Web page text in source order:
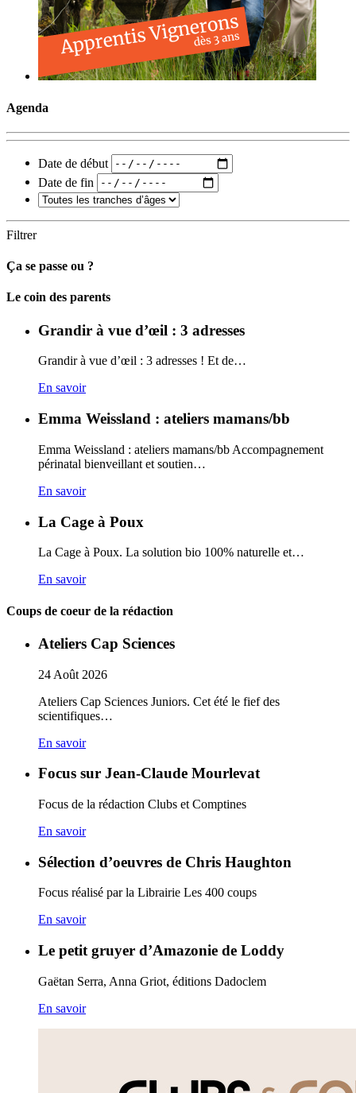
Agenda
Date de début
Date de fin
Filtrer
Ça se passe ou ?
Carto
Le coin des parents
Grandir à vue d’œil : 3 adresses
Grandir à vue d’œil : 3 adresses ! Et de…
En savoir
Emma Weissland : ateliers mamans/bb
Emma Weissland : ateliers mamans/bb Accompagnement
périnatal bienveillant et soutien…
En savoir
La Cage à Poux
La Cage à Poux. La solution bio 100% naturelle et…
En savoir
Coups de coeur de la rédaction
Ateliers Cap Sciences
24 Août 2026
Ateliers Cap Sciences Juniors. Cet été le fief des
scientifiques…
En savoir
Focus sur Jean-Claude Mourlevat
Focus de la rédaction Clubs et Comptines
En savoir
Sélection d’oeuvres de Chris Haughton
Focus réalisé par la Librairie Les 400 coups
En savoir
Le petit gruyer d’Amazonie de Loddy
Gaëtan Serra, Anna Griot, éditions Dadoclem
En savoir